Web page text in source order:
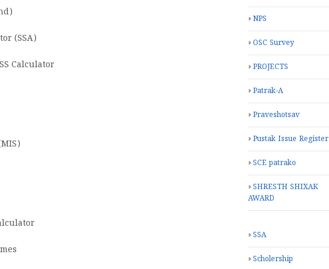
(SSA)
Calculator
NPS
OSC Survey
PROJECTS
Patrak-A
Praveshotsav
Pustak Issue Register
SCE patrako
SHRESTH SHIXAK
AWARD
SSA
Scholership